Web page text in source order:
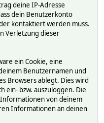
deine IP-Adresse
dein Benutzerkonto
kontaktiert werden muss.
Verletzung dieser
ein Cookie, eine
Benutzernamen und
Browsers ablegt. Dies wird
ein- bzw. auszuloggen. Die
von deinem
Informationen an deinen